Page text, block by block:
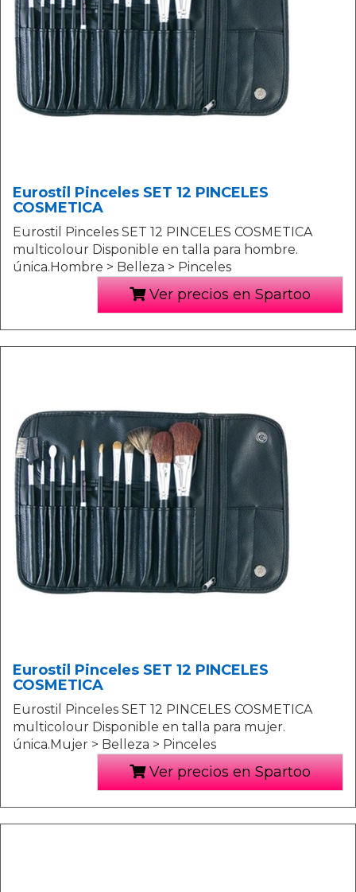
Eurostil Pinceles SET 12 PINCELES
COSMETICA
Eurostil Pinceles SET 12 PINCELES COSMETICA
multicolour Disponible en talla para hombre.
única.Hombre > Belleza > Pinceles
Ver precios en Spartoo
Eurostil Pinceles SET 12 PINCELES
COSMETICA
Eurostil Pinceles SET 12 PINCELES COSMETICA
multicolour Disponible en talla para mujer.
única.Mujer > Belleza > Pinceles
Ver precios en Spartoo